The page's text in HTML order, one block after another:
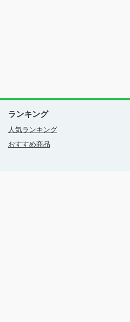
ランキング
人気ランキング
おすすめ商品